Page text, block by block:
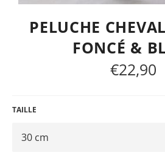
PELUCHE
FONCÉ &
Prix
régulier
€22,90
TAILLE